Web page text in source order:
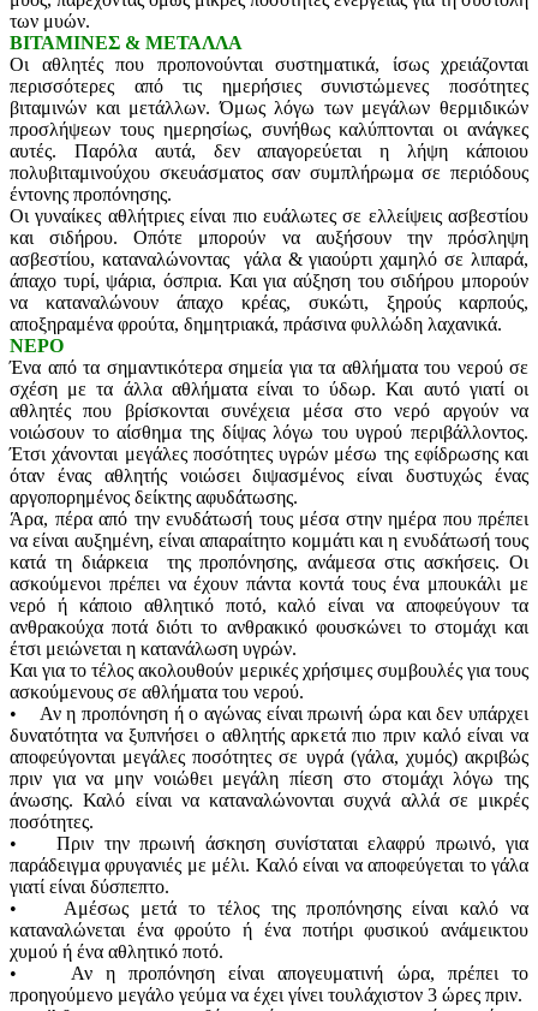
των μυών.
ΒΙΤΑΜΙΝΕΣ & ΜΕΤΑΛΛΑ
Οι αθλητές που προπονούνται συστηματικά, ίσως χρειάζονται
περισσότερες από τις ημερήσιες συνιστώμενες ποσότητες
βιταμινών και μετάλλων. Όμως λόγω των μεγάλων θερμιδικών
προσλήψεων τους ημερησίως, συνήθως καλύπτονται οι ανάγκες
αυτές. Παρόλα αυτά, δεν απαγορεύεται η λήψη κάποιου
πολυβιταμινούχου σκευάσματος σαν συμπλήρωμα σε περιόδους
έντονης προπόνησης.
Οι γυναίκες αθλήτριες είναι πιο ευάλωτες σε ελλείψεις ασβεστίου
και σιδήρου. Οπότε μπορούν να αυξήσουν την πρόσληψη
ασβεστίου, καταναλώνοντας γάλα & γιαούρτι χαμηλό σε λιπαρά,
άπαχο τυρί, ψάρια, όσπρια. Και για αύξηση του σιδήρου μπορούν
να καταναλώνουν άπαχο κρέας, συκώτι, ξηρούς καρπούς,
αποξηραμένα φρούτα, δημητριακά, πράσινα φυλλώδη λαχανικά.
ΝΕΡΟ
Ένα από τα σημαντικότερα σημεία για τα αθλήματα του νερού σε
σχέση με τα άλλα αθλήματα είναι το ύδωρ. Και αυτό γιατί οι
αθλητές που βρίσκονται συνέχεια μέσα στο νερό αργούν να
νοιώσουν το αίσθημα της δίψας λόγω του υγρού περιβάλλοντος.
Έτσι χάνονται μεγάλες ποσότητες υγρών μέσω της εφίδρωσης και
όταν ένας αθλητής νοιώσει διψασμένος είναι δυστυχώς ένας
αργοπορημένος δείκτης αφυδάτωσης.
Άρα, πέρα από την ενυδάτωσή τους μέσα στην ημέρα που πρέπει
να είναι αυξημένη, είναι απαραίτητο κομμάτι και η ενυδάτωσή τους
κατά τη διάρκεια της προπόνησης, ανάμεσα στις ασκήσεις. Οι
ασκούμενοι πρέπει να έχουν πάντα κοντά τους ένα μπουκάλι με
νερό ή κάποιο αθλητικό ποτό, καλό είναι να αποφεύγουν τα
ανθρακούχα ποτά διότι το ανθρακικό φουσκώνει το στομάχι και
έτσι μειώνεται η κατανάλωση υγρών.
Και για το τέλος ακολουθούν μερικές χρήσιμες συμβουλές για τους
ασκούμενους σε αθλήματα του νερού.
• Αν η προπόνηση ή ο αγώνας είναι πρωινή ώρα και δεν υπάρχει
δυνατότητα να ξυπνήσει ο αθλητής αρκετά πιο πριν καλό είναι να
αποφεύγονται μεγάλες ποσότητες σε υγρά (γάλα, χυμός) ακριβώς
πριν για να μην νοιώθει μεγάλη πίεση στο στομάχι λόγω της
άνωσης. Καλό είναι να καταναλώνονται συχνά αλλά σε μικρές
ποσότητες.
• Πριν την πρωινή άσκηση συνίσταται ελαφρύ πρωινό, για
παράδειγμα φρυγανιές με μέλι. Καλό είναι να αποφεύγεται το γάλα
γιατί είναι δύσπεπτο.
• Αμέσως μετά το τέλος της προπόνησης είναι καλό να
καταναλώνεται ένα φρούτο ή ένα ποτήρι φυσικού ανάμεικτου
χυμού ή ένα αθλητικό ποτό.
• Αν η προπόνηση είναι απογευματινή ώρα, πρέπει το
προηγούμενο μεγάλο γεύμα να έχει γίνει τουλάχιστον 3 ώρες πριν.